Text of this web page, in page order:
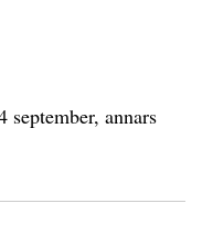
september, annars